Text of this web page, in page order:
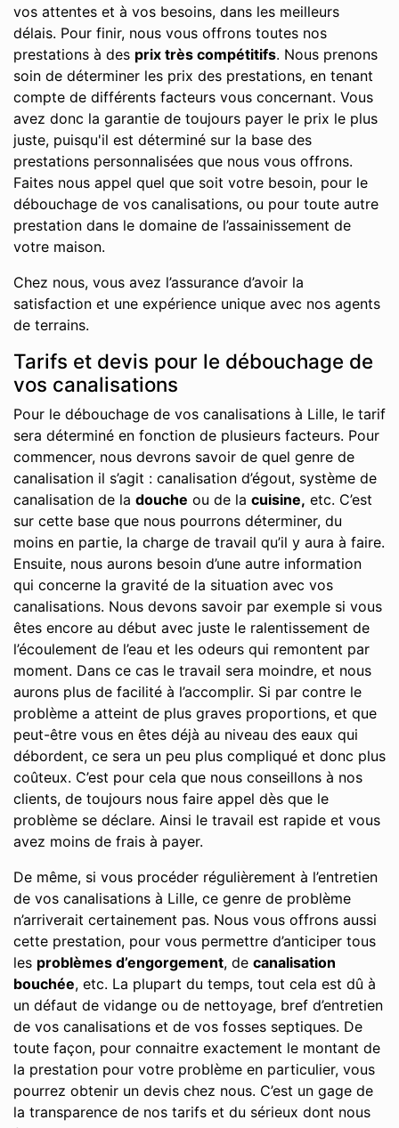
vos attentes et à vos besoins, dans les meilleurs
délais. Pour finir, nous vous offrons toutes nos
prestations à des prix très compétitifs. Nous prenons
soin de déterminer les prix des prestations, en tenant
compte de différents facteurs vous concernant. Vous
avez donc la garantie de toujours payer le prix le plus
juste, puisqu'il est déterminé sur la base des
prestations personnalisées que nous vous offrons.
Faites nous appel quel que soit votre besoin, pour le
débouchage de vos canalisations, ou pour toute autre
prestation dans le domaine de l’assainissement de
votre maison.
Chez nous, vous avez l’assurance d’avoir la
satisfaction et une expérience unique avec nos agents
de terrains.
Tarifs et devis pour le débouchage de
vos canalisations
Pour le débouchage de vos canalisations à Lille, le tarif
sera déterminé en fonction de plusieurs facteurs. Pour
commencer, nous devrons savoir de quel genre de
canalisation il s’agit : canalisation d’égout, système de
canalisation de la douche ou de la cuisine, etc. C’est
sur cette base que nous pourrons déterminer, du
moins en partie, la charge de travail qu’il y aura à faire.
Ensuite, nous aurons besoin d’une autre information
qui concerne la gravité de la situation avec vos
canalisations. Nous devons savoir par exemple si vous
êtes encore au début avec juste le ralentissement de
l’écoulement de l’eau et les odeurs qui remontent par
moment. Dans ce cas le travail sera moindre, et nous
aurons plus de facilité à l’accomplir. Si par contre le
problème a atteint de plus graves proportions, et que
peut-être vous en êtes déjà au niveau des eaux qui
débordent, ce sera un peu plus compliqué et donc plus
coûteux. C’est pour cela que nous conseillons à nos
clients, de toujours nous faire appel dès que le
problème se déclare. Ainsi le travail est rapide et vous
avez moins de frais à payer.
De même, si vous procéder régulièrement à l’entretien
de vos canalisations à Lille, ce genre de problème
n’arriverait certainement pas. Nous vous offrons aussi
cette prestation, pour vous permettre d’anticiper tous
les problèmes d’engorgement, de canalisation
bouchée, etc. La plupart du temps, tout cela est dû à
un défaut de vidange ou de nettoyage, bref d’entretien
de vos canalisations et de vos fosses septiques. De
toute façon, pour connaitre exactement le montant de
la prestation pour votre problème en particulier, vous
pourrez obtenir un devis chez nous. C’est un gage de
la transparence de nos tarifs et du sérieux dont nous